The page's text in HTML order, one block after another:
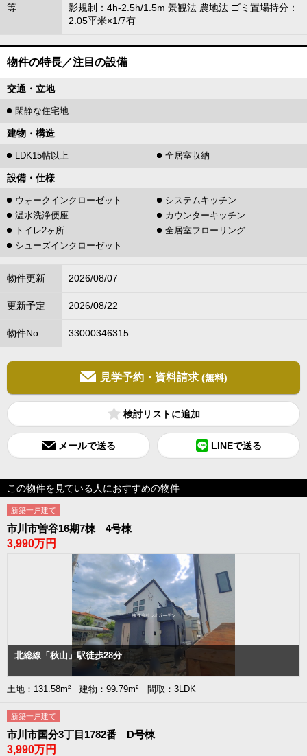
等
影規制：4h-2.5h/1.5m 景観法 農地法 ゴミ置場持分：
2.05平米×1/7有
物件の特長／注目の設備
交通・立地
閑静な住宅地
建物・構造
LDK15帖以上 全居室収納
設備・仕様
ウォークインクローゼット
システムキッチン
温水洗浄便座
カウンターキッチン
トイレ2ヶ所
全居室フローリング
シューズインクローゼット
物件更新 2026/08/07
更新予定 2026/08/22
物件No. 33000346315
見学予約・資料請求 (無料)
検討リスト
メールで送る LINEで送る
この物件を見ている人におすすめの物件
新築一戸建て
市川市曽谷16期7棟 4号棟
3,990万円
北総線「秋山」駅徒歩28分
土地：131.58m² 建物：99.79m² 間取：3LDK
新築一戸建て
市川市国分3丁目1782番 D号棟
3,990万円